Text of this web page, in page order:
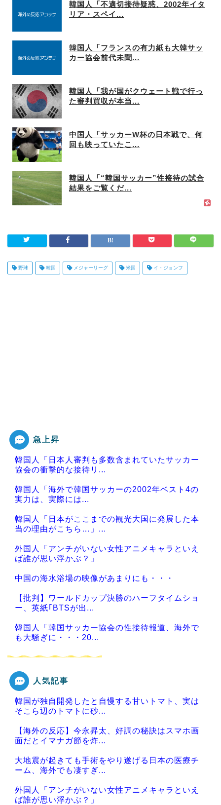
韓国人「不適切接待疑惑、2002年イタ
リア・スペイ...
韓国人「フランスの有力紙も大韓サッ
カー協会前代未聞...
韓国人「我が国がクウェート戦で行っ
た審判買収が本当...
中国人「サッカーW杯の日本戦で、何
回も映っていたこ...
韓国人「“韓国サッカー”性接待の試合
結果をご覧くだ...
野球 韓国 メジャーリーグ 米国 イ・ジョンフ
急上昇
韓国人「日本人審判も多数含まれていたサッカー
協会の衝撃的な接待リ...
韓国人「海外で韓国サッカーの2002年ベスト4の
実力は、実際には...
韓国人「日本がここまでの観光大国に発展した本
当の理由がこちら…」...
外国人「アンチがいない女性アニメキャラといえ
ば誰が思い浮かぶ？」
中国の海水浴場の映像があまりにも・・・
【批判】ワールドカップ決勝のハーフタイムショ
ー、英紙｢BTSが出...
韓国人「韓国サッカー協会の性接待報道、海外で
も大騒ぎに・・・20...
Powered by livedoor 相互RSS
人気記事
韓国が独自開発したと自慢する甘いトマト、実は
そこら辺のトマトに砂...
【海外の反応】今永昇太、好調の秘訣はスマホ画
面だとイマナガ節を炸...
大地震が起きても手術をやり遂げる日本の医療チ
ーム、海外でも凄すぎ...
外国人「アンチがいない女性アニメキャラといえ
ば誰が思い浮かぶ？」